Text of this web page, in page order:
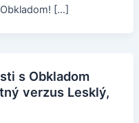
[…]
s Obkladom
verzus Lesklý,